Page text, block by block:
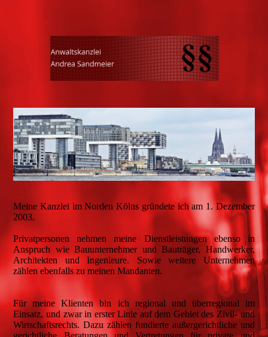
Meine Kanzlei im Norden Kölns gründete ich am 1. Dezember
2003.
Privatpersonen nehmen meine Dienstleistungen ebenso in
Anspruch wie Bauunternehmer und Bauträger, Handwerker,
Architekten und Ingenieure. Sowie weitere Unternehmen
zählen ebenfalls zu meinen Mandanten.
Für meine Klienten bin ich regional und überregional im
Einsatz, und zwar in erster Linie auf dem Gebiet des Zivil- und
Wirtschaftsrechts. Dazu zählen fundierte außergerichtliche und